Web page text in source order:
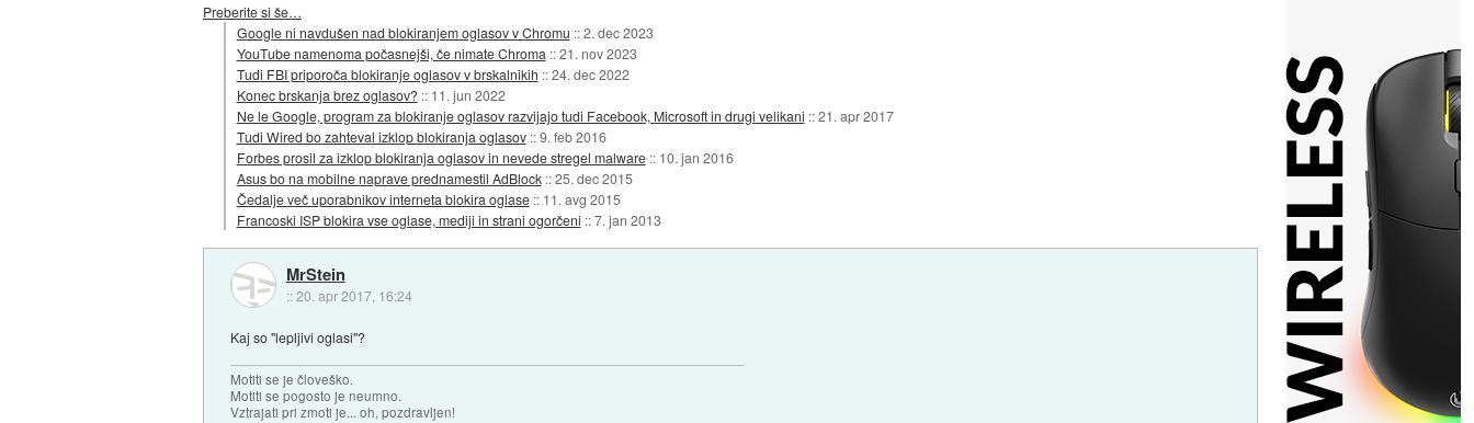
Preberite si še…
Google ni navdušen nad blokiranjem oglasov v Chromu ::2. dec 2023
YouTube namenoma počasnejši, če nimate Chroma ::21. nov 2023
Tudi FBI priporoča blokiranje oglasov v brskalnikih ::24. dec 2022
Konec brskanja brez oglasov? :: 11. jun 2022
Ne le Google, program za blokiranje oglasov razvijajo tudi Facebook, Microsoft in drugi velikani ::21. apr 2017
Tudi Wired bo zahteval izklop blokiranja oglasov ::9. feb 2016
Forbes prosil za izklop blokiranja oglasov in nevede stregel malware :: 10. jan 2016
Asus bo na mobilne naprave prednamestil AdBlock ::25. dec 2015
Čedalje več uporabnikov interneta blokira oglase :: 11. avg 2015
Francoski ISP blokira vse oglase, mediji in strani ogorčeni ::7. jan 2013
MrStein
::20. apr 2017, 16:24
Kaj so "lepljivi oglasi"?
Motiti se je človeško.
Motiti se pogosto je neumno.
Vztrajati pri zmoti je... oh, pozdravljen!